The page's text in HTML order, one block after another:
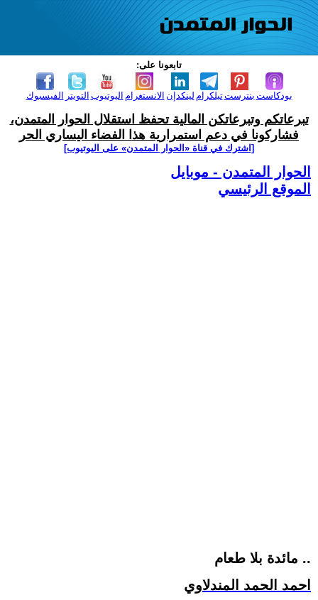
تابعونا على:
الفيسبوك التويتر اليوتيوب الانستغرام لينكدإن تيلكرامبنترست بودكاست
تبرعاتكم وتبرعاتكن المالية تحفظ استقلال الحوار المتمدن،
فشاركونا في دعم استمرارية هذا الفضاء اليساري الحر
[اشترك في قناة ‫«الحوار المتمدن» على اليوتيوب]
الحوار المتمدن - موبايل
الموقع الرئيسي
مائدة بلا طعام ..
احمد الحمد المندلاوي